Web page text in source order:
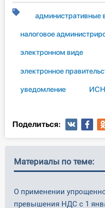
административные
налоговое
электронном виде
электронное
уведомление
Поделиться:
Материалы по теме:
О применении
превышения НДС с 1